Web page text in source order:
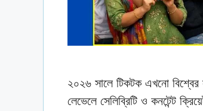
২০২৬ সালে টিকটক এখনো বিশ্বের
লেভেলে সেলিব্রিটি ও কনটেন্ট